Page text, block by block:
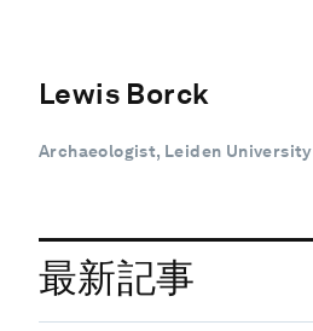
Lewis Borck
Archaeologist, Leiden University
最新記事